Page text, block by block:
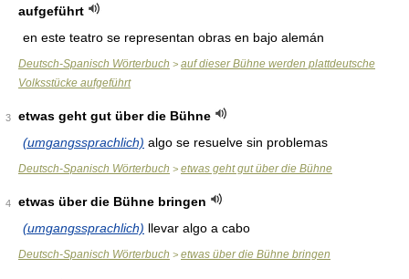
aufgeführt
en este teatro se representan obras en bajo alemán
Deutsch-Spanisch Wörterbuch > auf dieser Bühne werden plattdeutsche
Volksstücke aufgeführt
3
etwas geht gut über die Bühne
(umgangssprachlich) algo se resuelve sin problemas
Deutsch-Spanisch Wörterbuch > etwas geht gut über die Bühne
4
etwas über die Bühne bringen
(umgangssprachlich) llevar algo a cabo
Deutsch-Spanisch Wörterbuch > etwas über die Bühne bringen